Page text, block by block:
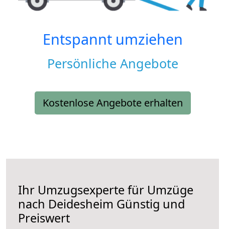
Entspannt umziehen
Persönliche Angebote
Kostenlose Angebote erhalten
Ihr Umzugsexperte für Umzüge
nach Deidesheim Günstig und
Preiswert